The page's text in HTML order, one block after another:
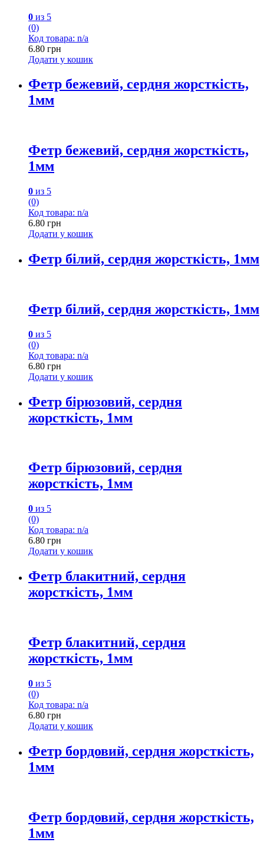
0 из 5
(0)
Код товара: n/a
6.80 грн
Додати у кошик
Фетр бежевий, сердня жорсткість,
1мм
Фетр бежевий, сердня жорсткість,
1мм
0 из 5
(0)
Код товара: n/a
6.80 грн
Додати у кошик
Фетр білий, сердня жорсткість, 1мм
Фетр білий, сердня жорсткість, 1мм
0 из 5
(0)
Код товара: n/a
6.80 грн
Додати у кошик
Фетр бірюзовий, сердня
жорсткість, 1мм
Фетр бірюзовий, сердня
жорсткість, 1мм
0 из 5
(0)
Код товара: n/a
6.80 грн
Додати у кошик
Фетр блакитний, сердня
жорсткість, 1мм
Фетр блакитний, сердня
жорсткість, 1мм
0 из 5
(0)
Код товара: n/a
6.80 грн
Додати у кошик
Фетр бордовий, сердня жорсткість,
1мм
Фетр бордовий, сердня жорсткість,
1мм